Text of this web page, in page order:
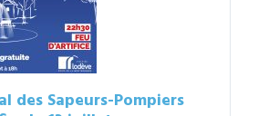
des Sapeurs-Pompiers